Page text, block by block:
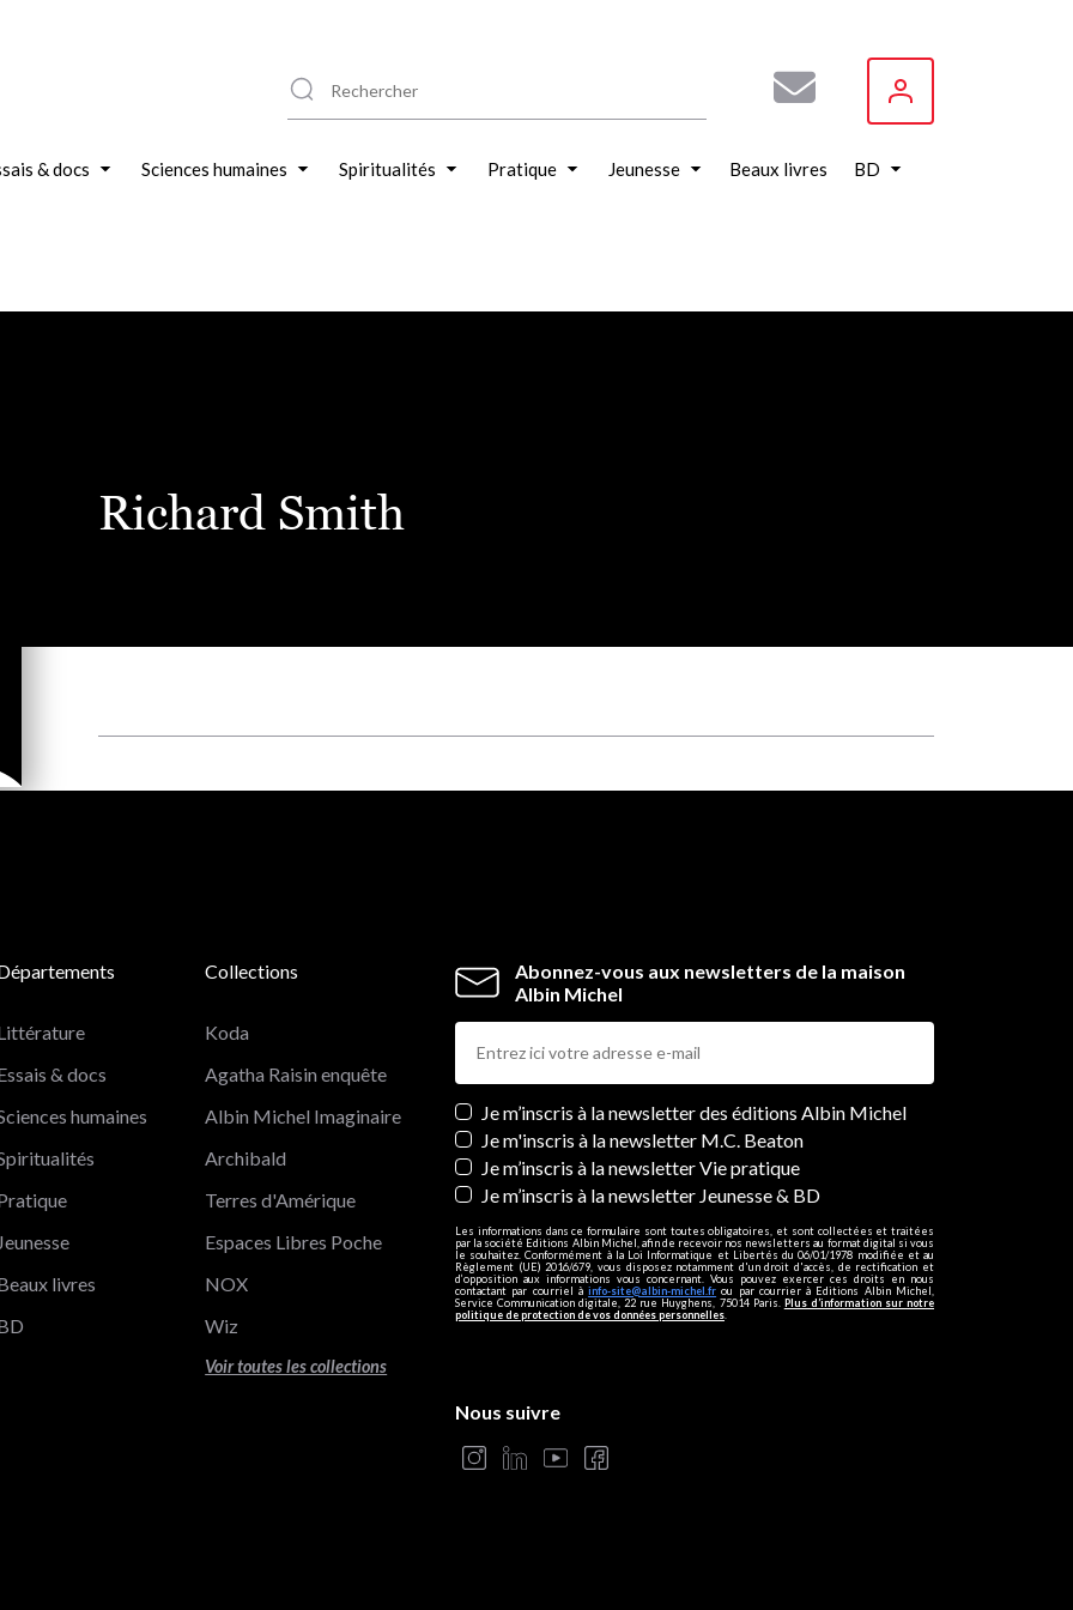
& docs Sciences humaines Spiritualités Pratique Jeunesse Beaux livres BD
Richard Smith
Abonnez-vous aux newsletters de la maison
Albin Michel
Newsletters
Je m’inscris à la newsletter des éditions Albin Michel
Je m'inscris à la newsletter M.C. Beaton
Je m’inscris à la newsletter Vie pratique
Je m’inscris à la newsletter Jeunesse & BD
Les informations dans ce formulaire sont toutes obligatoires, et sont collectées et traitées
par la société Editions Albin Michel, afin de recevoir nos newsletters au format digital si vous
le souhaitez. Conformément à la Loi Informatique et Libertés du 06/01/1978 modifiée et au
Règlement (UE) 2016/679, vous disposez notamment d'un droit d'accès, de rectification et
d’opposition aux informations vous concernant. Vous pouvez exercer ces droits en nous
contactant par courriel àinfo-site@albin-michel.fr ou par courrier à Editions Albin Michel,
Service Communication digitale, 22 rue Huyghens, 75014 Paris. Plus d’information sur notre
politique de protection de vos données personnelles
& docs
humaines
Jeunesse
livres
Collections
Koda
Agatha Raisin enquête
Albin Michel Imaginaire
Archibald
Terres d'Amérique
Espaces Libres Poche
NOX
Wiz
Voir toutes les collections
Nous suivre